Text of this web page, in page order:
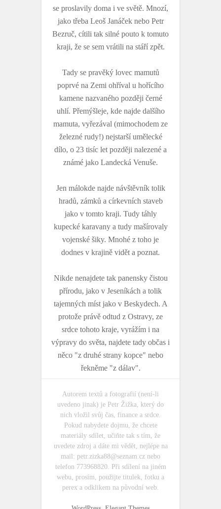
se proslavily doma i ve světě. Mnozí,
jako třeba Leoš Janáček nebo Petr
Bezruč, cítili tak silné pouto k tomuto
kraji, že se sem vrátili na stáří zpět.
Tady se pravěký lovec mamutů
poprvé na Zemi ohříval u hořícího
kamene nazvaného později černé
uhlí. Přemýšleje, kde najde dalšího
mamuta, vyřezával (mimochodem ze
železné rudy!) nejstarší umělecké
dílo, o 23 tisíc let později nalezené a
známé jako Landecká Venuše.
Jen málokde najde návštěvník tolik
hradů, zámků a církevních staveb
jako v tomto kraji. Tudy táhly
kupecké karavany a tudy mašírovaly
vojenské šiky. Mnohé z toho je
dodnes v krajině vidět a poznat.
Nikde nenajdete tak panensky čistou
přírodu, jako v Jeseníkách a tolik
tajemných míst jako v Beskydech. A
protože právě odtud z Ostravy, ze
srdce tohoto kraje, vyrážím i na
výpravy do světa, najdete tady občas i
něco "z druhé strany kopce" nebo
řekněme "z dálav".
Autorem textů a fotografií (není-li
uvedeno jinak) je Petr Žižka, který do
nich vložil svůj čas, finance a srdce.
Pokud nabydete dojmu, že chcete
materiály sdílet, učiňte tak s tím, že
uvedete zdroj a dáte mi vědět, nejlépe na
mail: petr.zizka88@seznam.cz nebo
telefon 773968820. Při sdílení na jiném
webu, prosím, použijte titulek, fotku a
perex a odklikem na původní web.